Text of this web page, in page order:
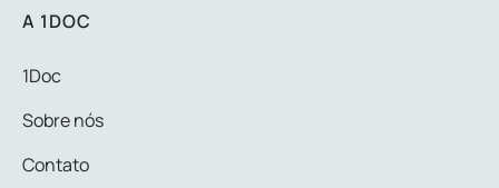
A 1DOC
1Doc
Sobre nós
Contato